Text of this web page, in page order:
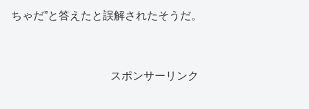
ちゃだ”と答えたと誤解されたそうだ。
スポンサーリンク